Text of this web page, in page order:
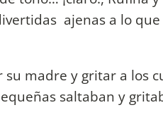
ajenas a lo
madre y gritar a los
saltaban y